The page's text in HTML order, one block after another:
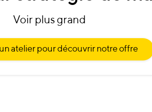
Voir plus grand
atelier pour découvrir notre offre